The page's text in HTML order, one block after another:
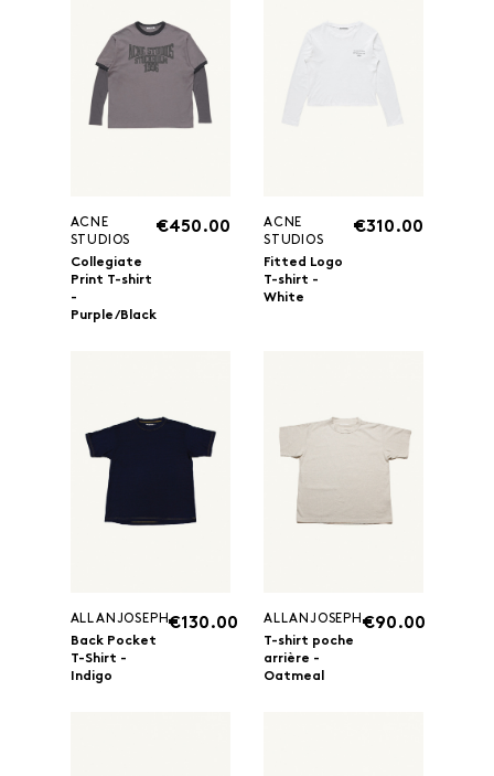
ACNE
STUDIOS
Collegiate
Print T-shirt
-
Purple/Black
€450.00
ACNE
STUDIOS
Fitted Logo
T-shirt -
White
€310.00
ALLANJOSEPH
Back Pocket
T-Shirt -
Indigo
€130.00
ALLANJOSEPH
T-shirt poche
arrière -
Oatmeal
€90.00